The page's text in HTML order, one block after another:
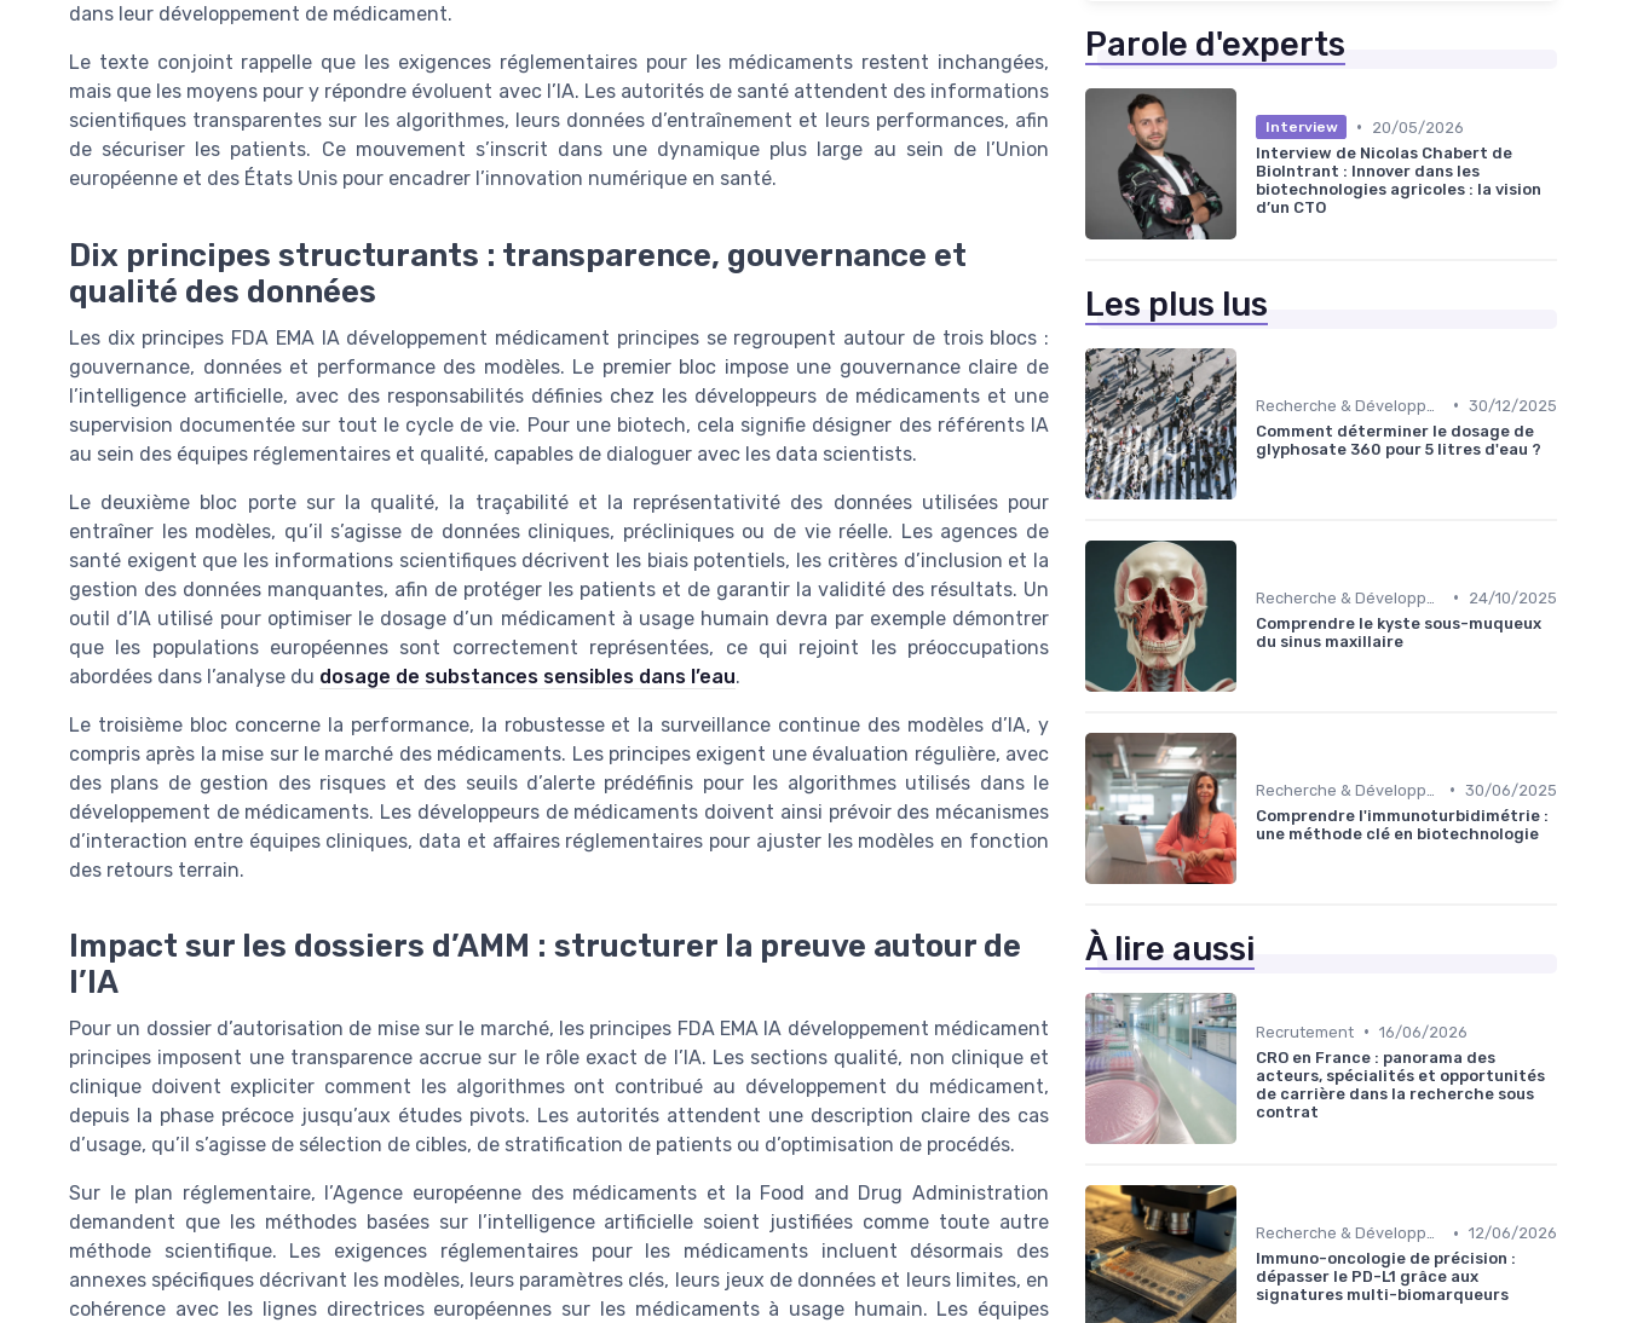
dans leur développement de médicament.
Le texte conjoint rappelle que les exigences réglementaires pour les médicaments restent inchangées,
mais que les moyens pour y répondre évoluent avec l’IA. Les autorités de santé attendent des informations
scientifiques transparentes sur les algorithmes, leurs données d’entraînement et leurs performances, afin
de sécuriser les patients. Ce mouvement s’inscrit dans une dynamique plus large au sein de l’Union
européenne et des États Unis pour encadrer l’innovation numérique en santé.
Dix principes structurants : transparence, gouvernance et
qualité des données
Les dix principes FDA EMA IA développement médicament principes se regroupent autour de trois blocs :
gouvernance, données et performance des modèles. Le premier bloc impose une gouvernance claire de
l’intelligence artificielle, avec des responsabilités définies chez les développeurs de médicaments et une
supervision documentée sur tout le cycle de vie. Pour une biotech, cela signifie désigner des référents IA
au sein des équipes réglementaires et qualité, capables de dialoguer avec les data scientists.
Le deuxième bloc porte sur la qualité, la traçabilité et la représentativité des données utilisées pour
entraîner les modèles, qu’il s’agisse de données cliniques, précliniques ou de vie réelle. Les agences de
santé exigent que les informations scientifiques décrivent les biais potentiels, les critères d’inclusion et la
gestion des données manquantes, afin de protéger les patients et de garantir la validité des résultats. Un
outil d’IA utilisé pour optimiser le dosage d’un médicament à usage humain devra par exemple démontrer
que les populations européennes sont correctement représentées, ce qui rejoint les préoccupations
abordées dans l’analyse du dosage de substances sensibles dans l’eau.
Le troisième bloc concerne la performance, la robustesse et la surveillance continue des modèles d’IA, y
compris après la mise sur le marché des médicaments. Les principes exigent une évaluation régulière, avec
des plans de gestion des risques et des seuils d’alerte prédéfinis pour les algorithmes utilisés dans le
développement de médicaments. Les développeurs de médicaments doivent ainsi prévoir des mécanismes
d’interaction entre équipes cliniques, data et affaires réglementaires pour ajuster les modèles en fonction
des retours terrain.
Impact sur les dossiers d’AMM : structurer la preuve autour de
l’IA
Pour un dossier d’autorisation de mise sur le marché, les principes FDA EMA IA développement médicament
principes imposent une transparence accrue sur le rôle exact de l’IA. Les sections qualité, non clinique et
clinique doivent expliciter comment les algorithmes ont contribué au développement du médicament,
depuis la phase précoce jusqu’aux études pivots. Les autorités attendent une description claire des cas
d’usage, qu’il s’agisse de sélection de cibles, de stratification de patients ou d’optimisation de procédés.
Sur le plan réglementaire, l’Agence européenne des médicaments et la Food and Drug Administration
demandent que les méthodes basées sur l’intelligence artificielle soient justifiées comme toute autre
méthode scientifique. Les exigences réglementaires pour les médicaments incluent désormais des
annexes spécifiques décrivant les modèles, leurs paramètres clés, leurs jeux de données et leurs limites, en
cohérence avec les lignes directrices européennes sur les médicaments à usage humain. Les équipes
Parole d'experts
Interview •
20/05/2026
Interview de Nicolas Chabert de
BioIntrant : Innover dans les
biotechnologies agricoles : la vision
d’un CTO
Les plus lus
• 30/12/2025
Comment déterminer le dosage de
glyphosate 360 pour 5 litres d'eau ?
•
24/10/2025
Comprendre le kyste sous-muqueux
du sinus maxillaire
• 30/06/2025
Comprendre l'immunoturbidimétrie :
une méthode clé en biotechnologie
À lire aussi
Recrutement • 16/06/2026
CRO en France : panorama des
acteurs, spécialités et opportunités
de carrière dans la recherche sous
contrat
Recherche & Développement • 12/06/2026
Immuno-oncologie de précision :
dépasser le PD-L1 grâce aux
signatures multi-biomarqueurs